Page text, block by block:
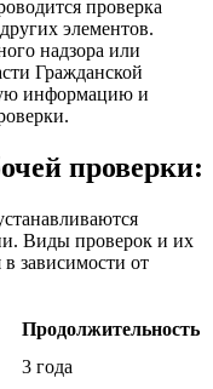
проверка
элементов.
надзора или
Гражданской
информацию и
проверки:
Виды проверок и их
в зависимости от
Продолжительность
3 года